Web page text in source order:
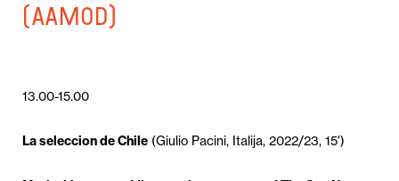
(Aamod)
13.00-15.00
La seleccion de Chile (Giulio Pacini, Italija, 2022/23, 15′)